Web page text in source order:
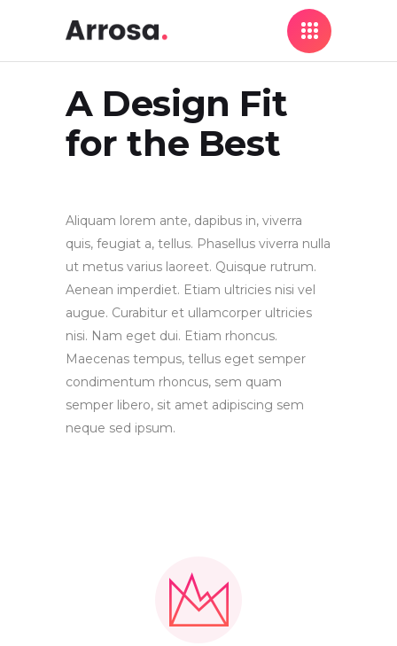
A Design Fit
for the Best
Aliquam lorem ante, dapibus in, viverra
quis, feugiat a, tellus. Phasellus viverra nulla
ut metus varius laoreet. Quisque rutrum.
Aenean imperdiet. Etiam ultricies nisi vel
augue. Curabitur et ullamcorper ultricies
nisi. Nam eget dui. Etiam rhoncus.
Maecenas tempus, tellus eget semper
condimentum rhoncus, sem quam
semper libero, sit amet adipiscing sem
neque sed ipsum.